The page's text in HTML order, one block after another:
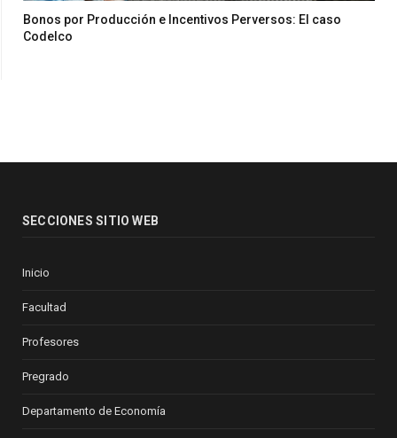
Bonos por Producción e Incentivos Perversos: El caso
Codelco
SECCIONES SITIO WEB
Inicio
Facultad
Profesores
Pregrado
Departamento de Economía